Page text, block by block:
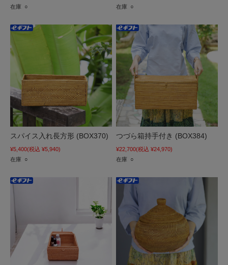
在庫 ○ 在庫 ○
スパイス入れ長方形 (BOX370)
¥5,400(税込 ¥5,940)
在庫 ○
つづら箱持手付き (BOX384)
¥22,700(税込 ¥24,970)
在庫 ○